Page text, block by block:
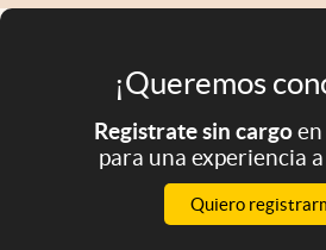
¡Queremos
Registrate sin cargo
para una experiencia
Quiero